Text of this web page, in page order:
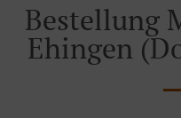
Bestellung
Ehingen